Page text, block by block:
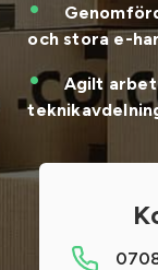
och stora e-
Agilt